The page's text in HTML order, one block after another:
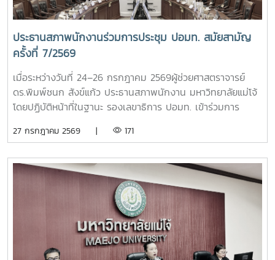
ประธานสภาพนักงานร่วมการประชุม ปอมท. สมัยสามัญ
ครั้งที่ 7/2569
เมื่อระหว่างวันที่ 24–26 กรกฎาคม 2569ผู้ช่วยศาสตราจารย์
ดร.พิมพ์ชนก สังข์แก้ว ประธานสภาพนักงาน มหาวิทยาลัยแม่โจ้
โดยปฏิบัติหน้าที่ในฐานะ รองเลขาธิการ ปอมท. เข้าร่วมการ
พัฒนบริหารศาสตร์ (NIDA) กรุงเทพมหานคร โดยมีผู้แทนจาก
ทิศทางการดำเนินงานของ ปอมท. และแลกเปลี่ยนความคิดเห็นใน
ประเด็นสำคัญด้านการอุดมศึกษา การประชุมครั้งนี้ได้ติดตาม
ความก้าวหน้าการเตรียมจัดประชุมวิชาการ ปอมท. ประจำปี 2569
การจัดทำวารสารวิชาการ ปอมท. (JCUFST) การยกร่างข้อบังคับ
สมาคม ปอมท. ตลอดจนโครงการเสวนา Dinner Talk ร่วมกับ
อาจารย์ดีเด่นแห่งชาติ เพื่อส่งเสริมการแลกเปลี่ยนองค์ความรู้และ
การพัฒนาวิชาชีพอาจารย์ในระดับประเทศนอกจากนี้ ที่ประชุมยัง
27 กรกฎาคม 2569 | 171